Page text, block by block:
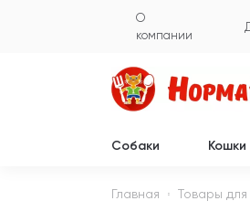
О
компании
Собаки Кошки
Главная Товары